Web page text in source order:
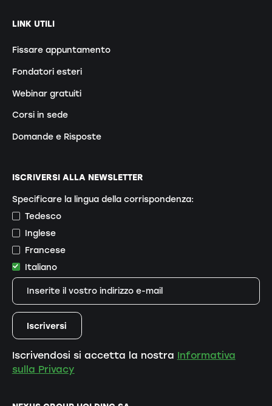
LINK UTILI
Fissare appuntamento
Fondatori esteri
Webinar gratuiti
Corsi in sede
Domande e Risposte
ISCRIVERSI ALLA NEWSLETTER
Specificare la lingua della corrispondenza:
Tedesco
Inglese
Francese
Italiano
Iscrivendosi si accetta la nostra Informativa
sulla Privacy